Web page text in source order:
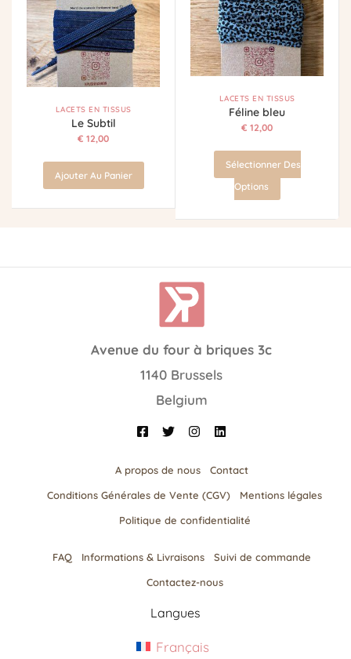
LACETS EN TISSUS
Le Subtil
€ 12,00
Ajouter Au Panier
LACETS EN TISSUS
Féline bleu
€ 12,00
Sélectionner Des
Options
Avenue du four à briques 3c
1140 Brussels
Belgium
A propos de nous
Contact
Conditions Générales de Vente (CGV)
Mentions légales
Politique de confidentialité
FAQ Informations & Livraisons​
Suivi de commande
Contactez-nous
Langues
Français